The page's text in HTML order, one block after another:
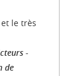
le très
-
de